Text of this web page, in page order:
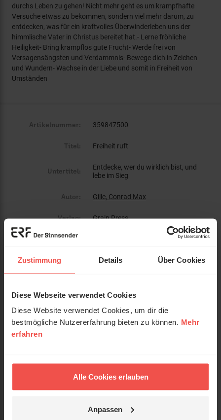
Zustimmung Details Über Cookies
Diese Webseite verwendet Cookies
Diese Website verwendet Cookies, um dir die
bestmögliche Nutzererfahrung bieten zu können. Mehr
erfahren
Alle Cookies erlauben
Anpassen
durchs Leben zu gehen! Nicht mehr geht es um krampfhafte
Versuche etwas zu bekommen, sondern viel mehr darum, zu
entdecken, was für ein kraftvolles Überwinderleben uns der
himmlische Vater in Christus bereitet hat.- Lerne fröhliche
Heiligkeit- Bring krampflos gute Frucht- Werde frei von
Versagensängsten und Verdammnis- Bewege dich in Zeichen
und Wundern- Wachse in der Liebe und somit in Freiheit von
Umständen
Artikelnummer: 359847500
Titel: Freiheit ruft
Untertitel:
Entdecke, wer du wirklich bist, und
lebe im Sieg
Autor: Gille, Conrad Max
Verlag: Grain Press
ISBN:
9783944794754
Erscheinungsdatum: 16. März 2017
Format: 13,5 x 20,5 cm